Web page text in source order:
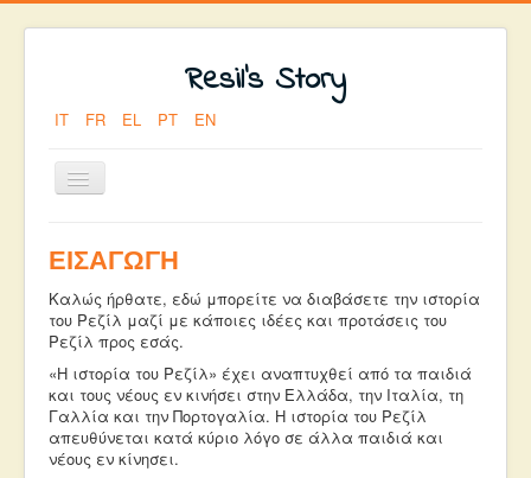
Resil's Story
IT FR EL PT EN
Εναλλαγή
πλοήγησης
Βρίσκεστε εδώ:
ΕΙΣΑΓΩΓΗ
Καλώς ήρθατε, εδώ μπορείτε να διαβάσετε την ιστορία
του Ρεζίλ μαζί με κάποιες ιδέες και προτάσεις του
Ρεζίλ προς εσάς.
«Η ιστορία του Ρεζίλ» έχει αναπτυχθεί από τα παιδιά
και τους νέους εν κινήσει στην Ελλάδα, την Ιταλία, τη
Γαλλία και την Πορτογαλία. Η ιστορία του Ρεζίλ
απευθύνεται κατά κύριο λόγο σε άλλα παιδιά και
νέους εν κίνησει.